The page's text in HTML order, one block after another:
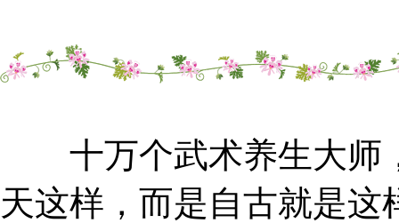
十万个武术养生大师
天这样，而是自古就是